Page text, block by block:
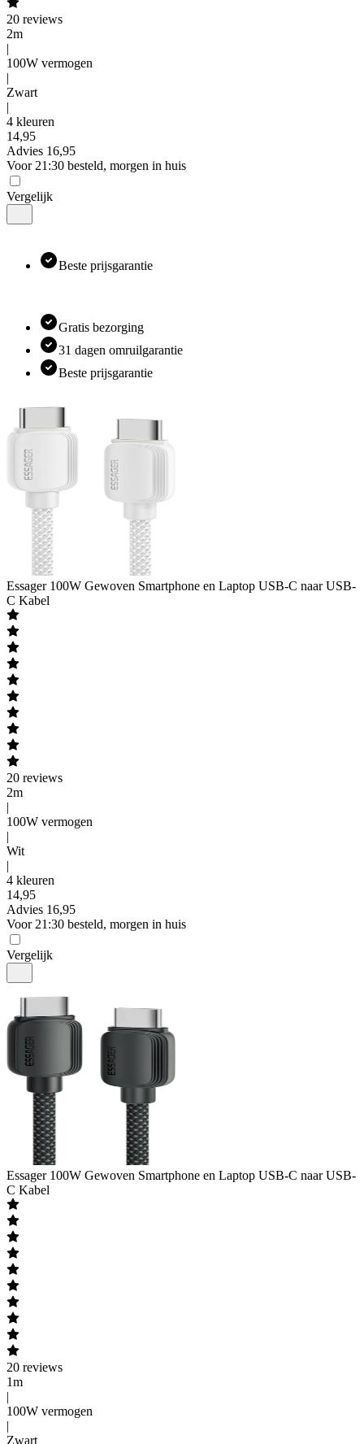
20 reviews
2m
|
100W vermogen
|
Zwart
|
4 kleuren
14,95
Advies 16,95
Voor 21:30 besteld, morgen in huis
Vergelijk
Beste prijsgarantie
Gratis bezorging
31 dagen omruilgarantie
Beste prijsgarantie
Essager 100W Gewoven Smartphone en Laptop USB-C naar USB-
C Kabel
20 reviews
2m
|
100W vermogen
|
Wit
|
4 kleuren
14,95
Advies 16,95
Voor 21:30 besteld, morgen in huis
Vergelijk
Essager 100W Gewoven Smartphone en Laptop USB-C naar USB-
C Kabel
20 reviews
1m
|
100W vermogen
|
Zwart